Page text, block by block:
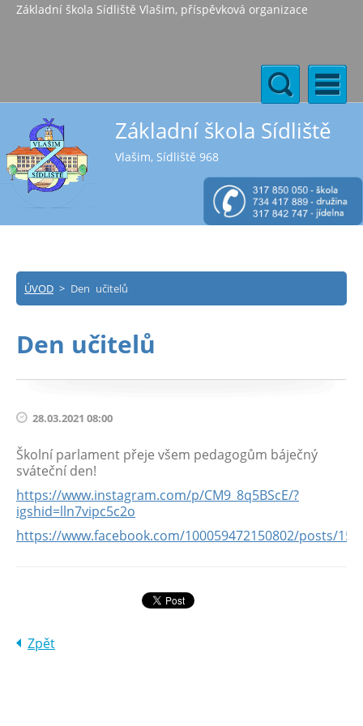
Základní škola Sídliště Vlašim, příspěvková organizace
Základní škola Sídliště
Vlašim, Sídliště 968
ÚVOD > Den učitelů
Den učitelů
28.03.2021 08:00
Školní parlament přeje všem pedagogům báječný
sváteční den!
https://www.instagram.com/p/CM9_8q5BScE/?
igshid=lln7vipc5c2o
https://www.facebook.com/100059472150802/posts/
Zpět